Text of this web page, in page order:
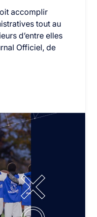
accomplir
tout au
d’entre elles
Officiel, de